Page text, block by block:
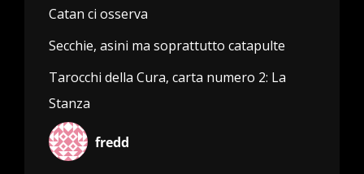
Catan ci osserva
Secchie, asini ma soprattutto catapulte
Tarocchi della Cura, carta numero 2: La
Stanza
fredd